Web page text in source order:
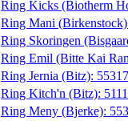
Ring Kicks (Biotherm
Ring Mani
Ring Skoringen
Ring Emil (Bitte Kai
Ring Jernia (Bitz):
Ring Kitch'n (Bitz):
Ring Meny (Bjerke):